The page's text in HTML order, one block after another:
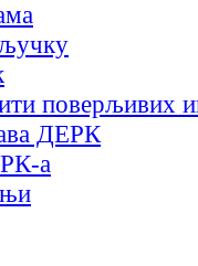
поверљивих
ДЕРК
а